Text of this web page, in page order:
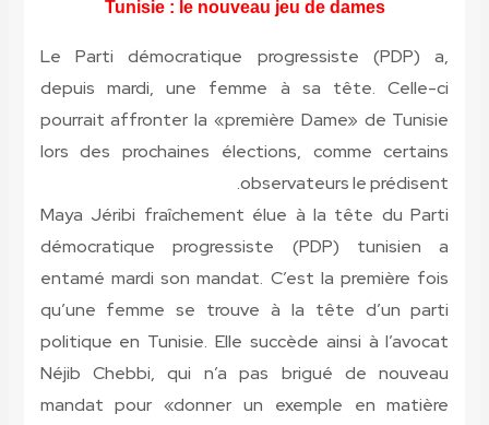
Tunisie : le nouveau jeu de dames
Le Parti démocratique progressiste (PDP) a,
depuis mardi, une femme à sa tête. Celle-ci
pourrait affronter la «première Dame» de Tunisie
lors des prochaines élections, comme certains
observateurs le prédisent.
Maya Jéribi fraîchement élue à la tête du Parti
démocratique progressiste (PDP) tunisien a
entamé mardi son mandat. C’est la première fois
qu’une femme se trouve à la tête d’un parti
politique en Tunisie. Elle succède ainsi à l’avocat
Néjib Chebbi, qui n’a pas brigué de nouveau
mandat pour «donner un exemple en matière